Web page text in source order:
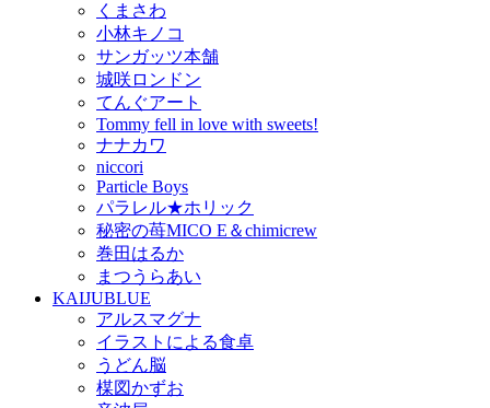
くまさわ
小林キノコ
サンガッツ本舗
城咲ロンドン
てんぐアート
Tommy fell in love with sweets!
ナナカワ
niccori
Particle Boys
パラレル★ホリック
秘密の苺MICO E＆chimicrew
巻田はるか
まつうらあい
KAIJUBLUE
アルスマグナ
イラストによる食卓
うどん脳
楳図かずお